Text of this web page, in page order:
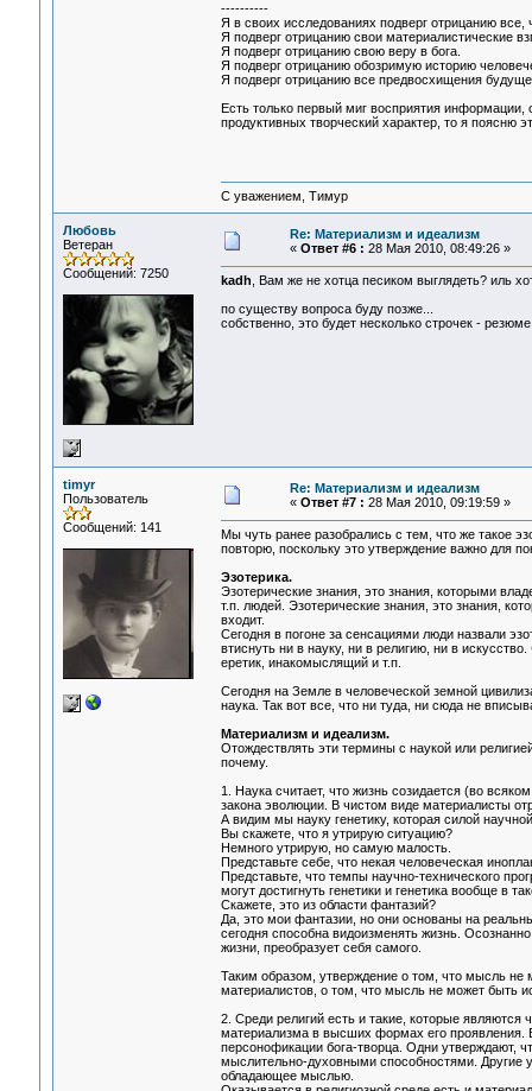
----------
Я в своих исследованиях подверг отрицанию
Я подверг отрицанию свои материалистические
Я подверг отрицанию свою веру в бога.
Я подверг отрицанию обозримую историю
Я подверг отрицанию все предвосхищения
Есть только первый миг восприятия
продуктивных творческий характер, то я поясню
С уважением, Тимур
Любовь
Ветеран
Сообщений: 7250
Re: Материализм и идеализм
« Ответ #6 : 28 Мая 2010, 08:49:26 »
kadh , Вам же не хотца песиком выглядеть? иль
по существу вопроса буду позже...
собственно, это будет несколько строчек -
timyr
Пользователь
Сообщений: 141
Re: Материализм и идеализм
« Ответ #7 : 28 Мая 2010, 09:19:59 »
Мы чуть ранее разобрались с тем, что же такое
повторю, поскольку это утверждение важно для
Эзотерика.
Эзотерические знания, это знания, которыми
т.п. людей. Эзотерические знания, это знания,
входит.
Сегодня в погоне за сенсациями люди назвали
втиснуть ни в науку, ни в религию, ни в
еретик, инакомыслящий и т.п.
Сегодня на Земле в человеческой земной
наука. Так вот все, что ни туда, ни сюда не
Материализм и идеализм.
Отождествлять эти термины с наукой или
почему.
1. Наука считает, что жизнь созидается (во
закона эволюции. В чистом виде материалисты
А видим мы науку генетику, которая силой
Вы скажете, что я утрирую ситуацию?
Немного утрирую, но самую малость.
Представьте себе, что некая человеческая
Представьте, что темпы научно-технического
могут достигнуть генетики и генетика вообще в
Скажете, это из области фантазий?
Да, это мои фантазии, но они основаны на
сегодня способна видоизменять жизнь.
жизни, преобразует себя самого.
Таким образом, утверждение о том, что мысль
материалистов, о том, что мысль не может быть
2. Среди религий есть и такие, которые являются
материализма в высших формах его проявления.
персонофикации бога-творца. Одни утверждают,
мыслительно-духовными способностями. Другие
обладающее мыслью.